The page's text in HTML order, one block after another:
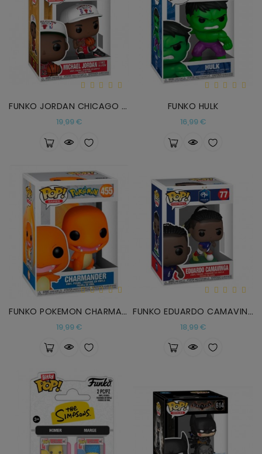
FUNKO JORDAN CHICAGO BULLS
19,99 €Precio
FUNKO HULK
16,99 €Precio
FUNKO POKEMON CHARMANDER
19,99 €Precio
FUNKO EDUARDO CAMAVINGA FRANCIA
18,99 €Precio